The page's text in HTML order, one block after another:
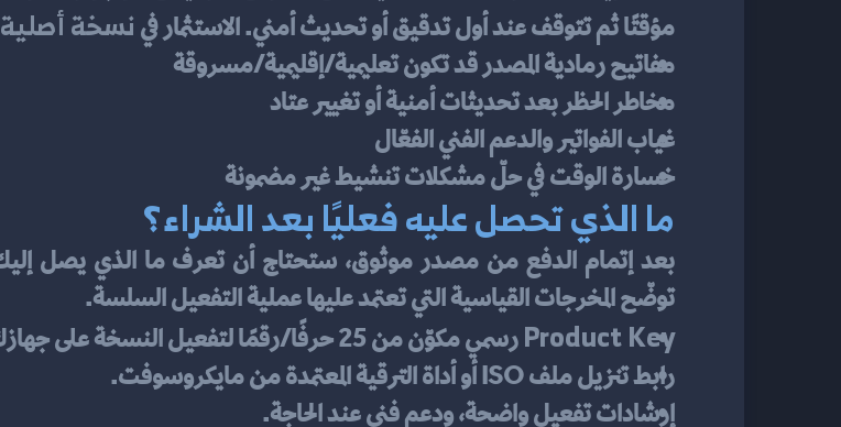
مؤقتًا ثم تتوقف عند أول تدقيق أو تحديث أمني. الاستثمار في نسخة أصلية
مفاتيح رمادية المصدر قد تكون تعليمية/إقليمية/مسروقة
مخاطر الحظر بعد تحديثات أمنية أو تغيير عتاد
غياب الفواتير والدعم الفني الفعّال
خسارة الوقت في حلّ مشكلات تنشيط غير مضمونة
ما الذي تحصل عليه فعليًا بعد الشراء؟
توضّح المخرجات القياسية التي تعتمد عليها عملية التفعيل السلسة.
Product Key رسمي مكوّن من 25 حرفًا/رقمًا لتفعيل النسخة على جهازك.
رابط تنزيل ملف ISO أو أداة الترقية المعتمدة من مايكروسوفت.
إرشادات تفعيل واضحة، ودعم فني عند الحاجة.